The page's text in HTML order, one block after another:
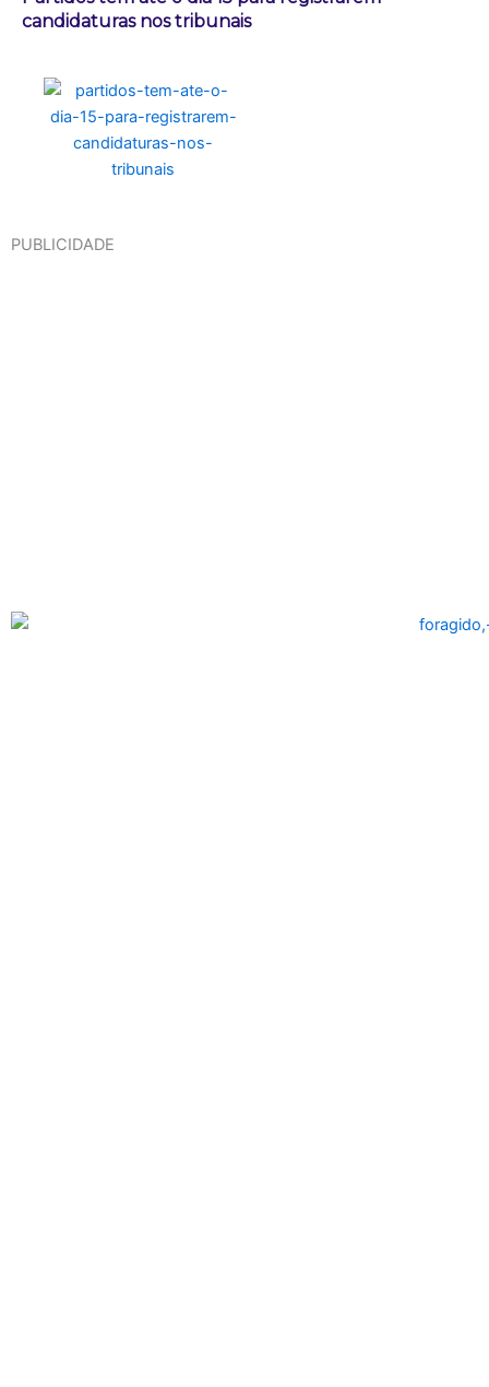
candidaturas nos tribunais
PUBLICIDADE